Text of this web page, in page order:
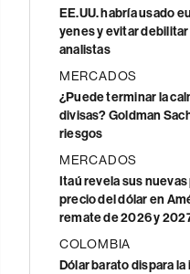
EE.UU. habría usado
yenes y evitar
analistas
MERCADOS
¿Puede terminar la
divisas? Goldman
riesgos
MERCADOS
Itaú revela sus
precio del dólar en
remate de 2026 y
COLOMBIA
Dólar barato dispara